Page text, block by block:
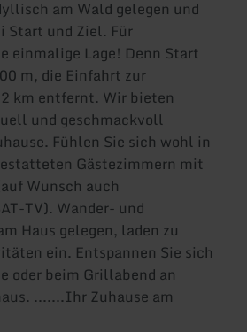
am Wald gelegen und
Start und Ziel. Für
einmalige Lage! Denn Start
m, die Einfahrt zur
km entfernt. Wir bieten
und geschmackvoll
Fühlen Sie sich wohl in
Gästezimmern mit
Wunsch auch
TV). Wander- und
Haus gelegen, laden zu
ein. Entspannen Sie sich
oder beim Grillabend an
.......Ihr Zuhause am